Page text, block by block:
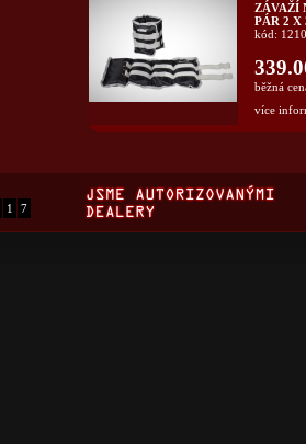
ZÁVAŽÍ
PÁR 2 X
kód:
běžná
více
1 7